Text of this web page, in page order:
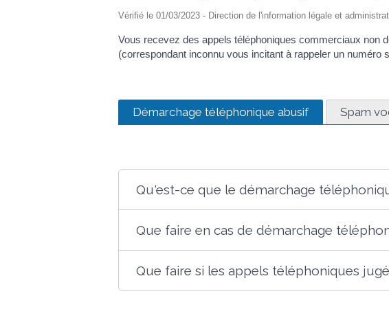
Vérifié le 01/03/2023 - Direction de l'information légale et
Vous recevez des appels téléphoniques commerciaux non
(correspondant inconnu vous incitant à rappeler un
Démarchage téléphonique abusif Spam
Qu'est-ce que le démarchage
Que faire en cas de démarchage
Que faire si les appels téléphoniques